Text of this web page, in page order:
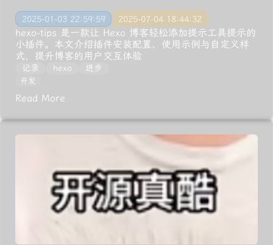
2025-01-03 22:59:59 2025-07-04 18:44:32
hexo-tips 是一款让 Hexo 博客轻松添加提示工具提示的
小插件。本文介绍插件安装配置、使用示例与自定义样
式，提升博客的用户交互体验
记录 hexo 进步
开发
Read More